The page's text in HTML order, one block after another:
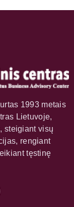
1993 metais
Lietuvoje,
steigiant visų
rengiant
tęstinę